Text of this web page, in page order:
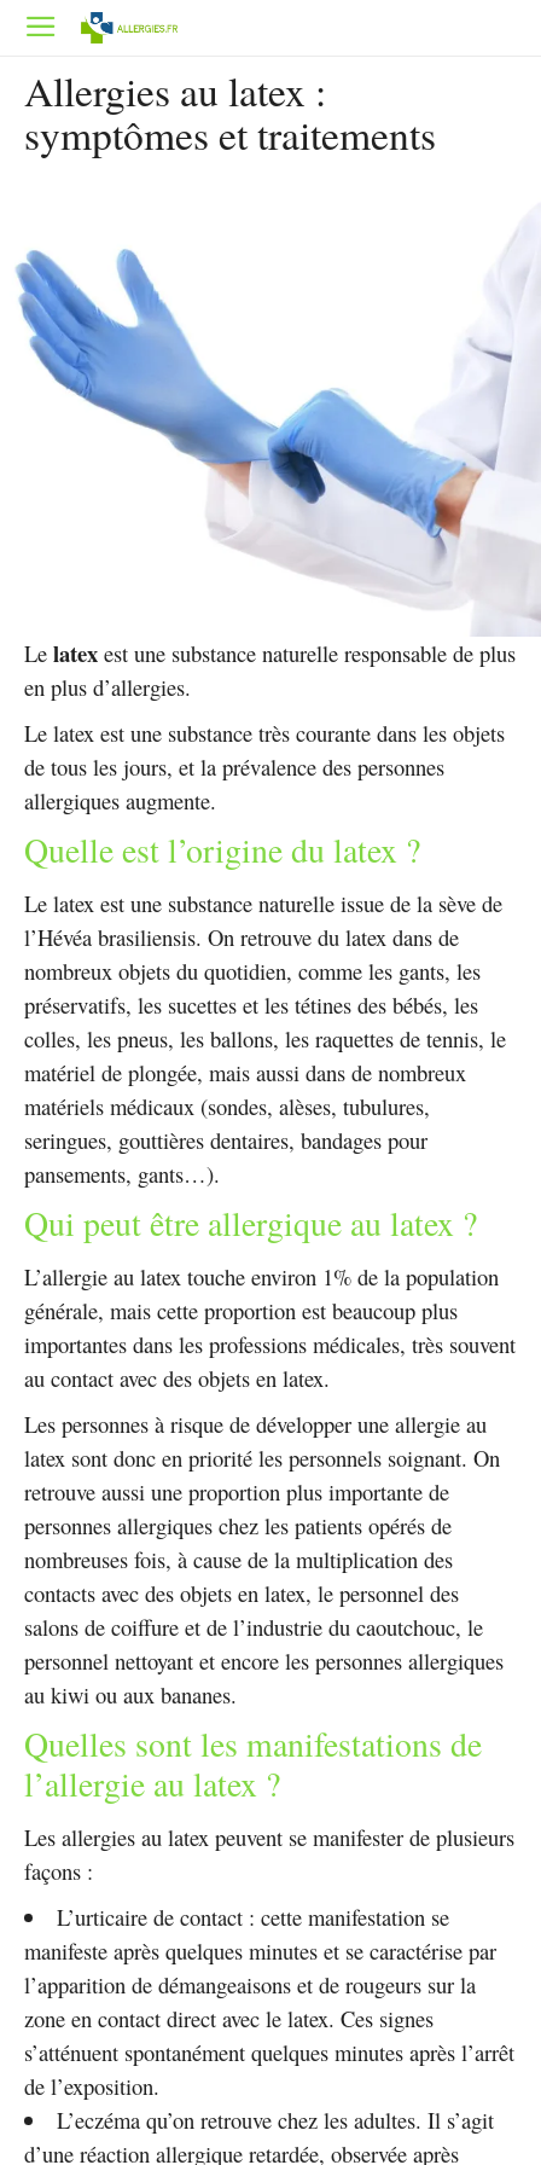
Allergies au latex :
symptômes et traitements
Le latex est une substance naturelle responsable de plus
en plus d’allergies.
Le latex est une substance très courante dans les objets
de tous les jours, et la prévalence des personnes
allergiques augmente.
Quelle est l’origine du latex ?
Le latex est une substance naturelle issue de la sève de
l’Hévéa brasiliensis. On retrouve du latex dans de
nombreux objets du quotidien, comme les gants, les
préservatifs, les sucettes et les tétines des bébés, les
colles, les pneus, les ballons, les raquettes de tennis, le
matériel de plongée, mais aussi dans de nombreux
matériels médicaux (sondes, alèses, tubulures,
seringues, gouttières dentaires, bandages pour
pansements, gants…).
Qui peut être allergique au latex ?
L’allergie au latex touche environ 1% de la population
générale, mais cette proportion est beaucoup plus
importantes dans les professions médicales, très souvent
au contact avec des objets en latex.
Les personnes à risque de développer une allergie au
latex sont donc en priorité les personnels soignant. On
retrouve aussi une proportion plus importante de
personnes allergiques chez les patients opérés de
nombreuses fois, à cause de la multiplication des
contacts avec des objets en latex, le personnel des
salons de coiffure et de l’industrie du caoutchouc, le
personnel nettoyant et encore les personnes allergiques
au kiwi ou aux bananes.
Quelles sont les manifestations de
l’allergie au latex ?
Les allergies au latex peuvent se manifester de plusieurs
façons :
L’urticaire de contact : cette manifestation se
manifeste après quelques minutes et se caractérise par
l’apparition de démangeaisons et de rougeurs sur la
zone en contact direct avec le latex. Ces signes
s’atténuent spontanément quelques minutes après l’arrêt
de l’exposition.
L’eczéma qu’on retrouve chez les adultes. Il s’agit
d’une réaction allergique retardée, observée après